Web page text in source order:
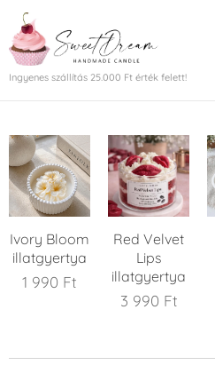
Ingyenes szállítás 25.000 Ft érték felett!
Ivory Bloom
illatgyertya
1 990 Ft
Red Velvet
Lips
illatgyertya
3 990 Ft